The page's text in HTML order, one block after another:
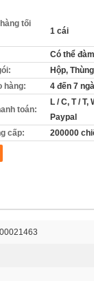
tối
1 cái
Có thể
Hộp,
hàng:
4 đến 7
toán:
L / C, T /
Paypal
cấp:
200000